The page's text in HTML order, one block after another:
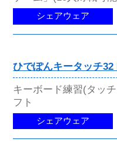
シェアウェア
ひでぽんキータッチ
キーボード練習(タッ
フト
シェアウェア